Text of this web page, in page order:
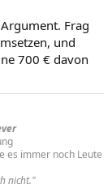
Frag
und
700 € davon
es immer noch Leute
nicht."